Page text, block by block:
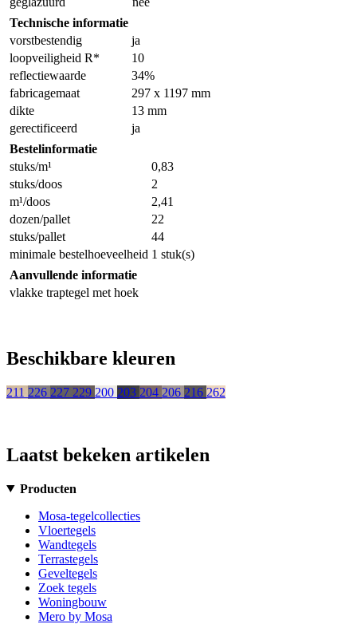
Technische informatie
vorstbestendig
ja
loopveiligheid R*
10
reflectiewaarde
34%
fabricagemaat
297 x 1197 mm
dikte
13 mm
gerectificeerd
ja
Bestelinformatie
stuks/m¹
0,83
stuks/doos
2
m¹/doos
2,41
dozen/pallet
22
stuks/pallet
44
minimale bestelhoeveelheid 1 stuk(s)
Aanvullende informatie
vlakke traptegel met hoek
Beschikbare kleuren
211 226 227 229 200 203 204 206 216 262
Laatst bekeken artikelen
Producten
Mosa-tegelcollecties
Vloertegels
Wandtegels
Terrastegels
Geveltegels
Zoek tegels
Woningbouw
Mero by Mosa